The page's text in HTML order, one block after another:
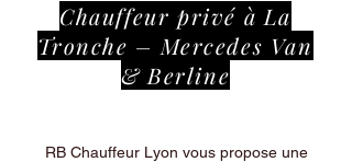
Chauffeur privé à La
Tronche – Mercedes Van
& Berline
RB Chauffeur Lyon vous propose une